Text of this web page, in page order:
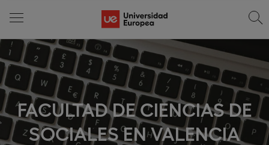
FACULTAD DE CIENCIAS DE
SOCIALES EN VALENCIA